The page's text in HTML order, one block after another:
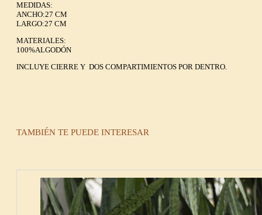
MEDIDAS:
ANCHO:27 CM
LARGO:27 CM
MATERIALES:
100%ALGODÓN
INCLUYE CIERRE Y DOS COMPARTIMIENTOS POR DENTRO.
TAMBIÉN TE PUEDE INTERESAR